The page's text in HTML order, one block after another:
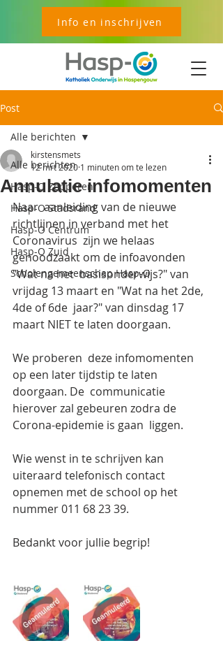
Info en inschrijven
Post
Alle berichten
Hasp-O Zepperen
Hasp-O Stadsrand
Hasp-O Centrum
Hasp-O Zuid
Scholengemeenschap Hasp-O
Alle berichten
Annulatie infomomenten
kirstensmets
12 mrt 2020 1 minuten om te lezen
Naar  aanleiding van de nieuwe
richtlijnen in verband met het
Coronavirus  zijn we helaas
genoodzaakt om de infoavonden
"Wat na het  basisonderwijs?" van
vrijdag 13 maart en "Wat na het 2de,
4de of 6de  jaar?" van dinsdag 17
maart NIET te laten doorgaan.
We proberen  deze infomomenten
op een later tijdstip te laten
doorgaan. De  communicatie
hierover zal gebeuren zodra de
Corona-epidemie is gaan  liggen.
Wie wenst in te schrijven kan
uiteraard telefonisch contact
opnemen met de school op het
nummer 011 68 23 39.
Bedankt voor jullie begrip!